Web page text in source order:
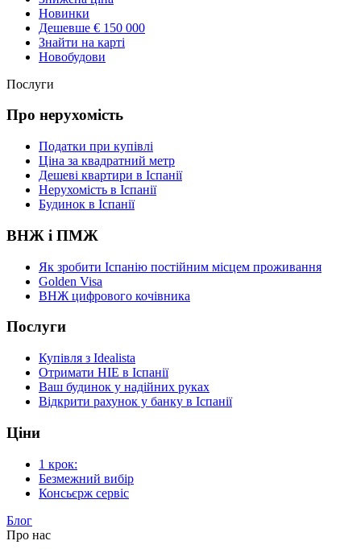
Новинки
Дешевше € 150 000
Знайти на карті
Новобудови
Послуги
Про нерухомість
Податки при купівлі
Ціна за квадратний метр
Дешеві квартири в Іспанії
Нерухомість в Іспанії
Будинок в Іспанії
ВНЖ і ПМЖ
Як зробити Іспанію постійним місцем проживання
Golden Visa
ВНЖ цифрового кочівника
Послуги
Купівля з Idealista
Отримати НІЕ в Іспанії
Ваш будинок у надійних руках
Відкрити рахунок у банку в Іспанії
Ціни
1 крок:
Безмежний вибір
Консьєрж сервіс
Блог
Про нас